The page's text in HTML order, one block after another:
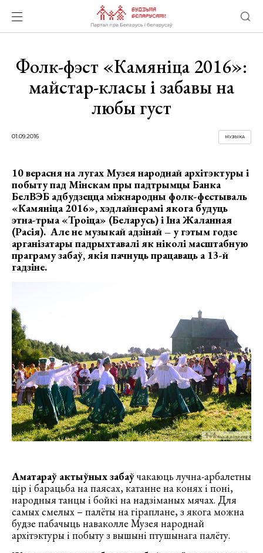
Фолк-фэст «Камяніца 2016»:
майстар-класы і забавы на
любы густ
01.09.2016 МУЗЫКА
10 верасня на лугах Музея народнай архітэктуры і
побыту пад Мінскам пры падтрымцы Банка
БелВЭБ адбудзецца міжнародны фолк-фестываль
«Камяніца 2016», хэдлайнерамі якога будуць
этна-трыа «Троіца» (Беларусь) і Іна Жаланная
(Расія). Але не музыкай адзінай – у гэтым годзе
арганізатары падрыхтавалі як ніколі масштабную
праграму забаў, якія пачнуць працаваць а 13-й
гадзіне.
Аматараў актыўных забаўчакаюць лучна-арбалетны
цір і барацьба на паясах, катанне на конях і поні,
народныя танцы і бойкі на надзіманых мячах. Для
самых смелых – палёты на гіраплане, з якога можна
будзе пабачыць наваколле Музея народнай
архітэктуры і побыту з вышыні птушынага палёту.